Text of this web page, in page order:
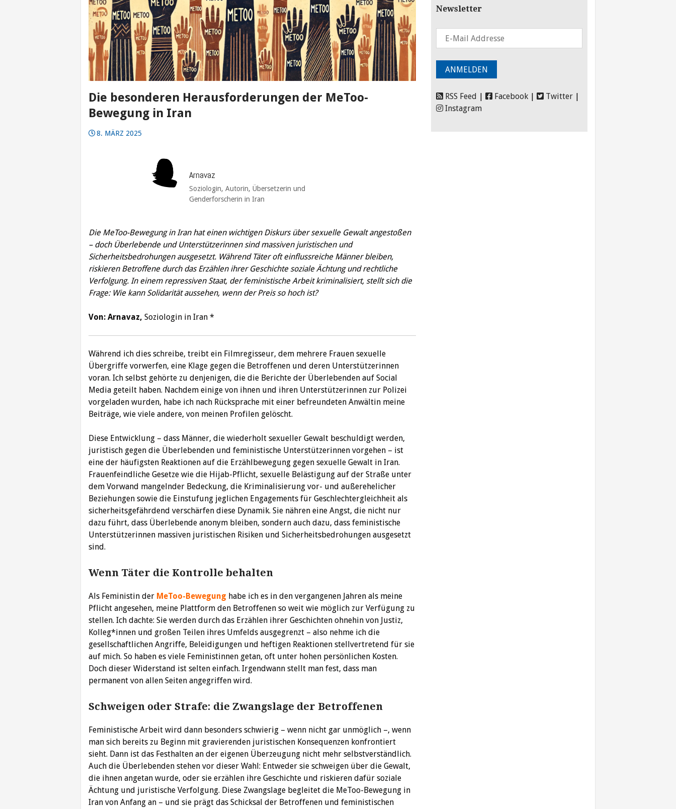
Die besonderen Herausforderungen der MeToo-
Bewegung in Iran
8. MÄRZ 2025
Arnavaz
Soziologin, Autorin, Übersetzerin und
Genderforscherin in Iran
Die MeToo-Bewegung in Iran hat einen wichtigen Diskurs über sexuelle Gewalt angestoßen
– doch Überlebende und Unterstützerinnen sind massiven juristischen und
Sicherheitsbedrohungen ausgesetzt. Während Täter oft einflussreiche Männer bleiben,
riskieren Betroffene durch das Erzählen ihrer Geschichte soziale Ächtung und rechtliche
Verfolgung. In einem repressiven Staat, der feministische Arbeit kriminalisiert, stellt sich die
Frage: Wie kann Solidarität aussehen, wenn der Preis so hoch ist?
Von: Arnavaz, Soziologin in Iran *
Während ich dies schreibe, treibt ein Filmregisseur, dem mehrere Frauen sexuelle
Übergriffe vorwerfen, eine Klage gegen die Betroffenen und deren Unterstützerinnen
voran. Ich selbst gehörte zu denjenigen, die die Berichte der Überlebenden auf Social
Media geteilt haben. Nachdem einige von ihnen und ihren Unterstützerinnen zur Polizei
vorgeladen wurden, habe ich nach Rücksprache mit einer befreundeten Anwältin meine
Beiträge, wie viele andere, von meinen Profilen gelöscht.
Diese Entwicklung – dass Männer, die wiederholt sexueller Gewalt beschuldigt werden,
juristisch gegen die Überlebenden und feministische Unterstützerinnen vorgehen – ist
eine der häufigsten Reaktionen auf die Erzählbewegung gegen sexuelle Gewalt in Iran.
Frauenfeindliche Gesetze wie die Hijab-Pflicht, sexuelle Belästigung auf der Straße unter
dem Vorwand mangelnder Bedeckung, die Kriminalisierung vor- und außerehelicher
Beziehungen sowie die Einstufung jeglichen Engagements für Geschlechtergleichheit als
sicherheitsgefährdend verschärfen diese Dynamik. Sie nähren eine Angst, die nicht nur
dazu führt, dass Überlebende anonym bleiben, sondern auch dazu, dass feministische
Unterstützerinnen massiven juristischen Risiken und Sicherheitsbedrohungen ausgesetzt
sind.
Wenn Täter die Kontrolle behalten
Als Feministin der MeToo-Bewegung habe ich es in den vergangenen Jahren als meine
Pflicht angesehen, meine Plattform den Betroffenen so weit wie möglich zur Verfügung zu
stellen. Ich dachte: Sie werden durch das Erzählen ihrer Geschichten ohnehin von Justiz,
Kolleg*innen und großen Teilen ihres Umfelds ausgegrenzt – also nehme ich die
gesellschaftlichen Angriffe, Beleidigungen und heftigen Reaktionen stellvertretend für sie
auf mich. So haben es viele Feministinnen getan, oft unter hohen persönlichen Kosten.
Doch dieser Widerstand ist selten einfach. Irgendwann stellt man fest, dass man
permanent von allen Seiten angegriffen wird.
Schweigen oder Strafe: die Zwangslage der Betroffenen
Feministische Arbeit wird dann besonders schwierig – wenn nicht gar unmöglich –, wenn
man sich bereits zu Beginn mit gravierenden juristischen Konsequenzen konfrontiert
sieht. Dann ist das Festhalten an der eigenen Überzeugung nicht mehr selbstverständlich.
Auch die Überlebenden stehen vor dieser Wahl: Entweder sie schweigen über die Gewalt,
die ihnen angetan wurde, oder sie erzählen ihre Geschichte und riskieren dafür soziale
Ächtung und juristische Verfolgung. Diese Zwangslage begleitet die MeToo-Bewegung in
Iran von Anfang an – und sie prägt das Schicksal der Betroffenen und feministischen
Newsletter
RSS Feed Facebook Twitter
Instagram